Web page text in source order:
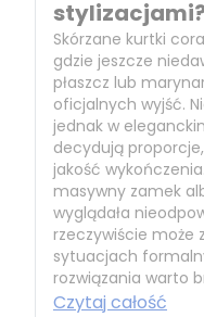
Skórzane kurtki
gdzie jeszcze
płaszcz lub
oficjalnych wyjść.
jednak w
decydują
jakość
masywny zamek
wyglądała
rzeczywiście może
sytuacjach
rozwiązania warto
Czytaj całość